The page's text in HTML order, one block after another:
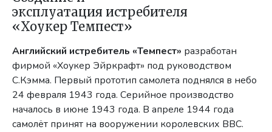
эксплуатация истребителя
«Хоукер Темпест»
Английский истребитель «Темпест» разработан
фирмой «Хоукер Эйркрафт» под руководством
С.Кэмма. Первый прототип самолета поднялся в небо
24 февраля 1943 года. Серийное производство
началось в июне 1943 года. В апреле 1944 года
самолёт принят на вооружении королевских ВВС.